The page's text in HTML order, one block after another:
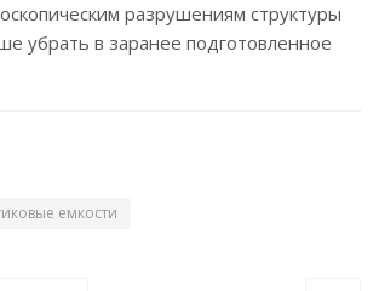
разрушениям структуры
убрать в заранее подготовленное
емкости